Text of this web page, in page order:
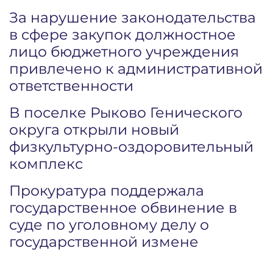
За нарушение законодательства
в сфере закупок должностное
лицо бюджетного учреждения
привлечено к административной
ответственности
В поселке Рыково Генического
округа открыли новый
физкультурно-оздоровительный
комплекс
Прокуратура поддержала
государственное обвинение в
суде по уголовному делу о
государственной измене